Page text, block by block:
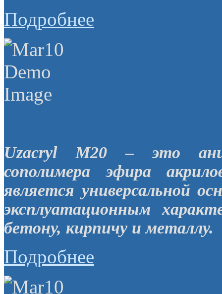
Подробнее
Uzacryl M20 – это
сополимера эфира
является универсальной
эксплуатационным
бетону, кирпичу и металлу.
Подробнее